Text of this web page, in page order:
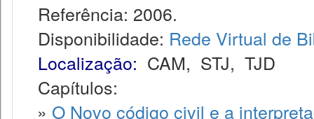
Referência: 2006.
Disponibilidade: Rede Virtual de
Localização: CAM, STJ, TJD
Capítulos:
» O Novo código civil e a